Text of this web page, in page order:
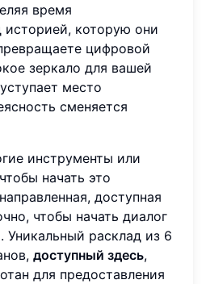
время
которую они
цифровой
зеркало для вашей
место
сменяется
инструменты или
начать это
доступная
чтобы начать диалог
Уникальный расклад из 6
доступный здесь,
для предоставления